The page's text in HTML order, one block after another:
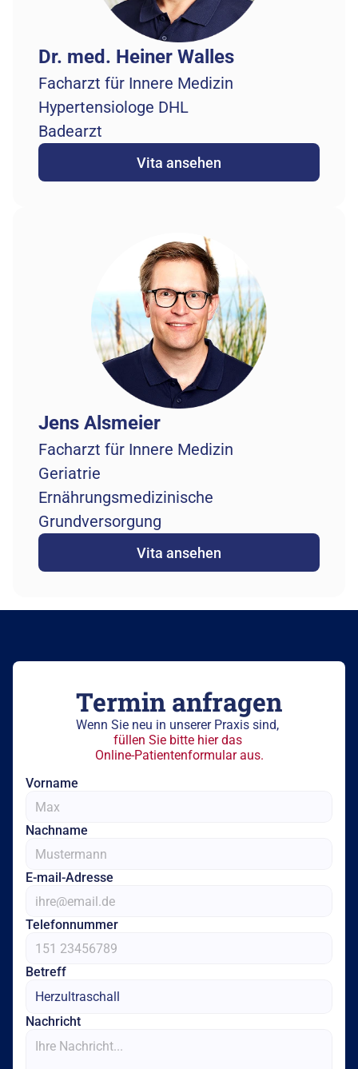
Dr. med. Heiner Walles
Facharzt für Innere Medizin
Hypertensiologe DHL
Badearzt
Vita ansehen
Jens Alsmeier
Facharzt für Innere Medizin
Geriatrie
Ernährungsmedizinische
Grundversorgung
Vita ansehen
Termin anfragen
Wenn Sie neu in unserer Praxis sind,
füllen Sie bitte hier das
Online-Patientenformular aus.
Vorname
Nachname
E-mail-Adresse
Telefonnummer
Betreff
Nachricht